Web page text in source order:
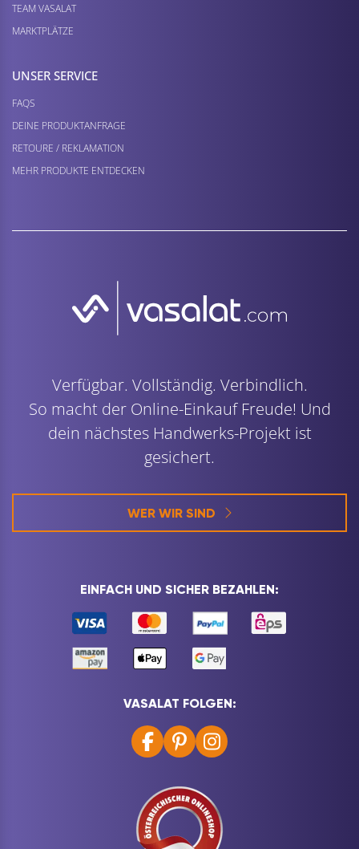
TEAM VASALAT
MARKTPLÄTZE
UNSER SERVICE
FAQS
DEINE PRODUKTANFRAGE
RETOURE / REKLAMATION
MEHR PRODUKTE ENTDECKEN
Verfügbar. Vollständig. Verbindlich.
So macht der Online-Einkauf Freude! Und
dein nächstes Handwerks-Projekt ist
gesichert.
WER WIR SIND
EINFACH UND SICHER BEZAHLEN:
VASALAT FOLGEN: